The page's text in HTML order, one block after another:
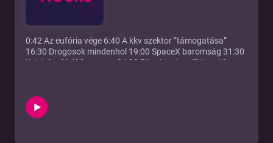
0:42 Az eufória vége 6:40 A kkv szektor “támogatása”
16:30 Drogosok mindenhol 19:00 SpaceX baromság 31:30
Kriptobrokból Samsung 34:00 Bitcoinnal maffióznak?
amerikaiaknak részvényeik? 1:16:00 Trump korrupcióban
verhetetlen 1:23:30 Miért nincs nő?? 1:31:30 Edit és a
kereskedelem jövője 1:48:20 Elon Musk a BYD-n röhög